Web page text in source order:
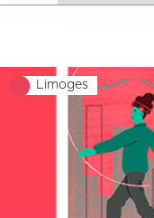
Limoges